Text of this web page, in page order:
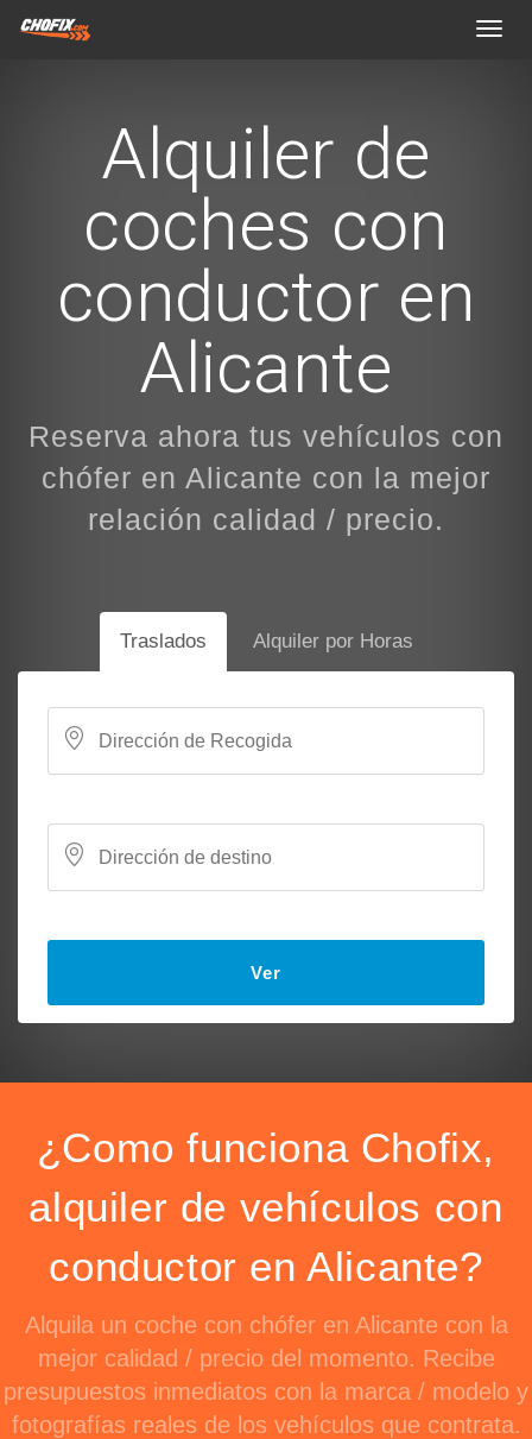
Alquiler de
coches con
conductor en
Alicante
Reserva ahora tus vehículos con
chófer en Alicante con la mejor
relación calidad / precio.
Traslados Alquiler por Horas
Ver
¿Como funciona Chofix,
alquiler de vehículos con
conductor en Alicante?
Alquila un coche con chófer en Alicante con la
mejor calidad / precio del momento. Recibe
presupuestos inmediatos con la marca / modelo y
fotografías reales de los vehículos que contrata.